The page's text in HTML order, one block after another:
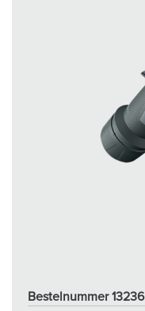
Bestelnummer 13236